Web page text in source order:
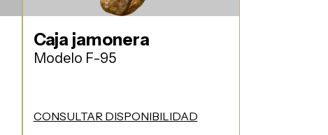
Caja jamonera
Modelo F-95
CONSULTAR DISPONIBILIDAD